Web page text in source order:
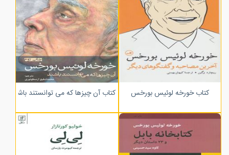
کتاب خورخه لوئیس بورخس کتاب آن چیزها که می توانستند باشند